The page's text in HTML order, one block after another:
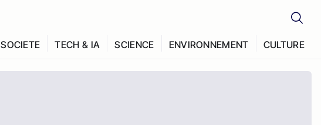
SOCIETE TECH & IA SCIENCE ENVIRONNEMENT CULTURE